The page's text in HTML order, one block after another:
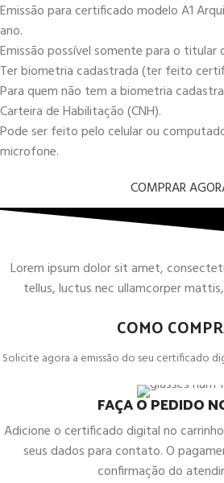
Emissão para certificado modelo A1
ano.
Emissão possível somente para o titular
Ter biometria cadastrada (ter feito
Para quem não tem a biometria
Carteira de Habilitação (CNH).
Pode ser feito pelo celular ou
microfone.
COMPRAR
Lorem ipsum dolor sit amet,
tellus, luctus nec ullamcorper
COMO
Solicite agora a emissão do seu certificado
FAÇA O PEDIDO
Adicione o certificado digital no
seus dados para contato. O
confirmação do